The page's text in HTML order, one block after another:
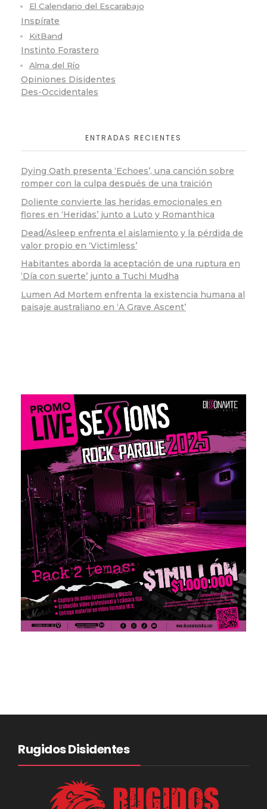
El Calendario del Escarabajo
Inspírate
KitBand
Instinto Forastero
Alma del Río
Opiniones Disidentes
Des-Occidentales
ENTRADAS RECIENTES
Dying Oath presenta ‘Echoes’, una canción sobre
romper con la culpa después de una traición
Doliente convierte las heridas emocionales en
flores en ‘Heridas’ junto a Luto y Romanthica
Dead/Asleep enfrenta el aislamiento y la pérdida de
valor propio en ‘Victimless’
Habitantes aborda la aceptación de una ruptura en
‘Día con suerte’ junto a Tuchi Mudha
Lumen Ad Mortem enfrenta la existencia humana al
paisaje australiano en ‘A Grave Ascent’
Rugidos Disidentes